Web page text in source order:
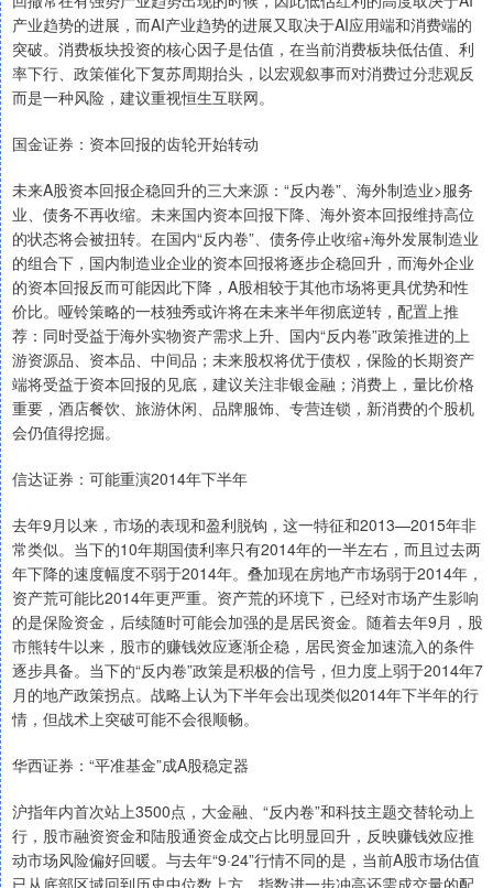
产业趋势的进展，而AI产业趋势的进展又取决于AI应用端和消费端的
突破。消费板块投资的核心因子是估值，在当前消费板块低估值、利
率下行、政策催化下复苏周期抬头，以宏观叙事而对消费过分悲观反
而是一种风险，建议重视恒生互联网。
国金证券：资本回报的齿轮开始转动
未来A股资本回报企稳回升的三大来源：“反内卷”、海外制造业>服务
业、债务不再收缩。未来国内资本回报下降、海外资本回报维持高位
的状态将会被扭转。在国内“反内卷”、债务停止收缩+海外发展制造业
的组合下，国内制造业企业的资本回报将逐步企稳回升，而海外企业
的资本回报反而可能因此下降，A股相较于其他市场将更具优势和性
价比。哑铃策略的一枝独秀或许将在未来半年彻底逆转，配置上推
荐：同时受益于海外实物资产需求上升、国内“反内卷”政策推进的上
游资源品、资本品、中间品；未来股权将优于债权，保险的长期资产
端将受益于资本回报的见底，建议关注非银金融；消费上，量比价格
重要，酒店餐饮、旅游休闲、品牌服饰、专营连锁，新消费的个股机
会仍值得挖掘。
信达证券：可能重演2014年下半年
去年9月以来，市场的表现和盈利脱钩，这一特征和2013—2015年非
常类似。当下的10年期国债利率只有2014年的一半左右，而且过去两
年下降的速度幅度不弱于2014年。叠加现在房地产市场弱于2014年，
资产荒可能比2014年更严重。资产荒的环境下，已经对市场产生影响
的是保险资金，后续随时可能会加强的是居民资金。随着去年9月，股
市熊转牛以来，股市的赚钱效应逐渐企稳，居民资金加速流入的条件
逐步具备。当下的“反内卷”政策是积极的信号，但力度上弱于2014年7
月的地产政策拐点。战略上认为下半年会出现类似2014年下半年的行
情，但战术上突破可能不会很顺畅。
华西证券：“平准基金”成A股稳定器
沪指年内首次站上3500点，大金融、“反内卷”和科技主题交替轮动上
行，股市融资资金和陆股通资金成交占比明显回升，反映赚钱效应推
动市场风险偏好回暖。与去年“9·24”行情不同的是，当前A股市场估值
已从底部区域回到历史中位数上方，指数进一步冲高还需成交量的配